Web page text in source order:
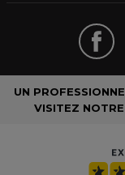
UN
VISITEZ